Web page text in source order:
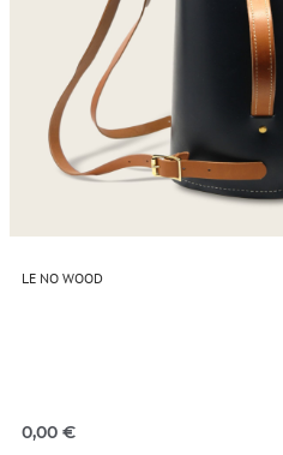
LE NO WOOD
0,00 €